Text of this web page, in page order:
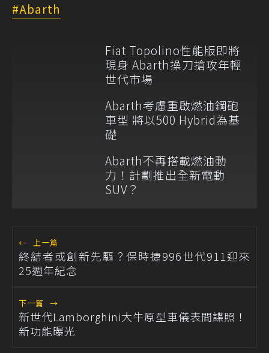
Abarth
Fiat Topolino性能版即將
現身 Abarth操刀搶攻年輕
世代市場
Abarth考慮重啟燃油鋼砲
車型 將以500 Hybrid為基
礎
Abarth不再搭載燃油動
力！計劃推出全新電動
SUV？
← 上一篇
終結者或創新先驅？保時捷996世代911迎來
25週年紀念
下一篇 →
新世代Lamborghini大牛原型車儀表間諜照！
新功能曝光